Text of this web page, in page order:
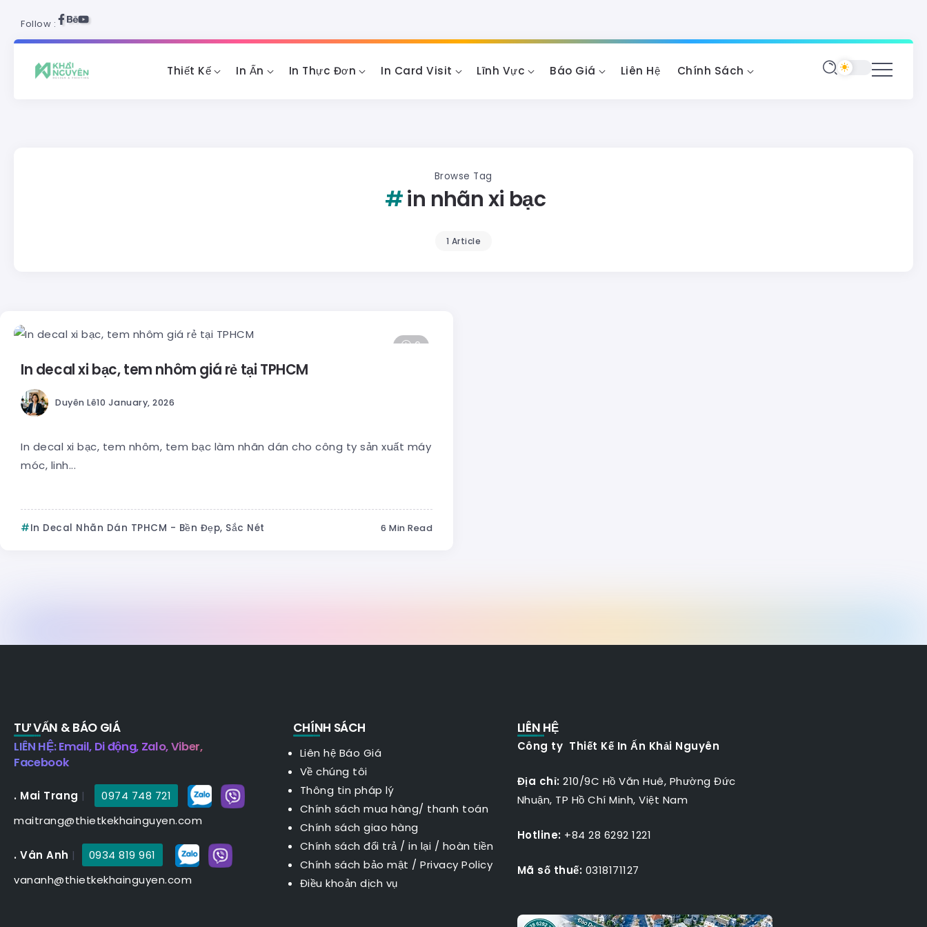
Follow :
Thiết Kế In Ấn In Thực Đơn In Card Visit Lĩnh Vực Báo Giá Liên Hệ Chính Sách
Browse Tag
in nhãn xi bạc
1 Article
6
In decal xi bạc, tem nhôm giá rẻ tại TPHCM
Duyên Lê10 January, 2026
In decal xi bạc, tem nhôm, tem bạc làm nhãn dán cho công ty sản xuất máy
móc, linh...
In Decal Nhãn Dán TPHCM - Bền Đẹp, Sắc Nét 6 Min Read
TƯ VẤN & BÁO GIÁ
LIÊN HỆ: Email, Di động, Zalo, Viber,
Facebook
. Mai Trang |
0974 748 721
maitrang@thietkekhainguyen.com
. Vân Anh |
0934 819 961
vananh@thietkekhainguyen.com
CHÍNH SÁCH
Liên hệ Báo Giá
Về chúng tôi
Thông tin pháp lý
Chính sách mua hàng/ thanh toán
Chính sách giao hàng
Chính sách đổi trả / in lại / hoàn tiền
Chính sách bảo mật /Privacy Policy
Điều khoản dịch vụ
LIÊN HỆ
Công ty Thiết Kế In Ấn Khải Nguyên
Địa chỉ: 210/9C Hồ Văn Huê, Phường Đức
Nhuận, TP Hồ Chí Minh, Việt Nam
Hotline: +84 28 6292 1221
Mã số thuế: 0318171127